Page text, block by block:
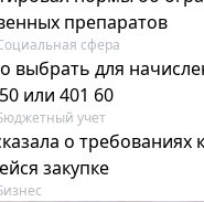
препаратов
сфера
выбрать для
или 401 60
учет
о требованиях
закупке